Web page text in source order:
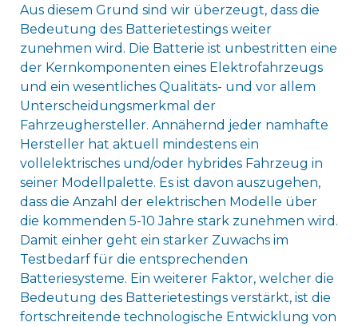
Aus diesem Grund sind wir überzeugt, dass die
Bedeutung des Batterietestings weiter
zunehmen wird. Die Batterie ist unbestritten eine
der Kernkomponenten eines Elektrofahrzeugs
und ein wesentliches Qualitäts- und vor allem
Unterscheidungsmerkmal der
Fahrzeughersteller. Annähernd jeder namhafte
Hersteller hat aktuell mindestens ein
vollelektrisches und/oder hybrides Fahrzeug in
seiner Modellpalette. Es ist davon auszugehen,
dass die Anzahl der elektrischen Modelle über
die kommenden 5-10 Jahre stark zunehmen wird.
Damit einher geht ein starker Zuwachs im
Testbedarf für die entsprechenden
Batteriesysteme. Ein weiterer Faktor, welcher die
Bedeutung des Batterietestings verstärkt, ist die
fortschreitende technologische Entwicklung von